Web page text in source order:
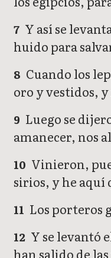
7 Y así se
huido para
8 Cuando los
oro y vestidos,
9 Luego se
amanecer, nos
10 Vinieron,
sirios, y he aquí
11 Los porteros
12 Y se levantó
han salido de